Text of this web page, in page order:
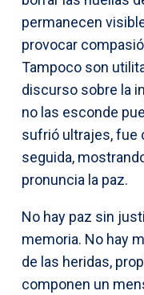
permanecen
provocar
Tampoco son
discurso sobre la
no las esconde
sufrió ultrajes, fue
seguida,
pronuncia la paz.
No hay paz sin
memoria. No hay
de las heridas,
componen un